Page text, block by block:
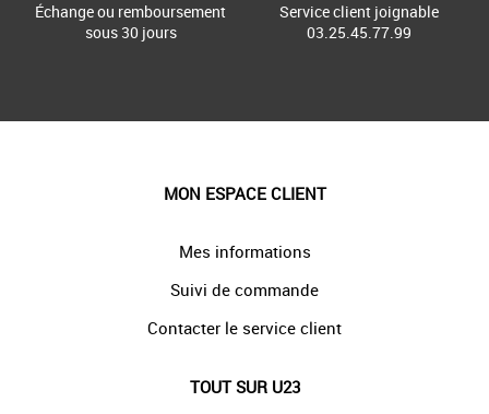
Échange ou remboursement
sous 30 jours
Service client joignable
03.25.45.77.99
MON ESPACE CLIENT
Mes informations
Suivi de commande
Contacter le service client
TOUT SUR U23